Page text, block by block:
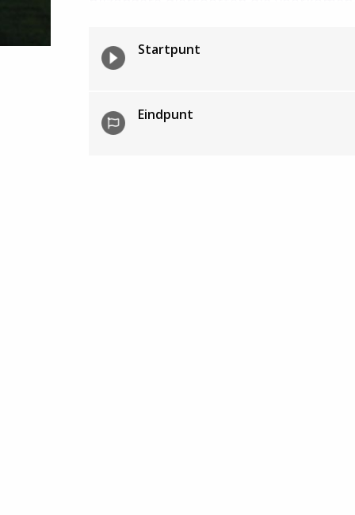
De Koornwaard. Ook leuk voor de
toegankelijk voor publiek, maar wel
Startpunt
Eindpunt